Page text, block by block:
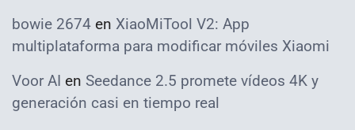
bowie 2674 en XiaoMiTool V2: App
multiplataforma para modificar móviles Xiaomi
Voor AI en Seedance 2.5 promete vídeos 4K y
generación casi en tiempo real